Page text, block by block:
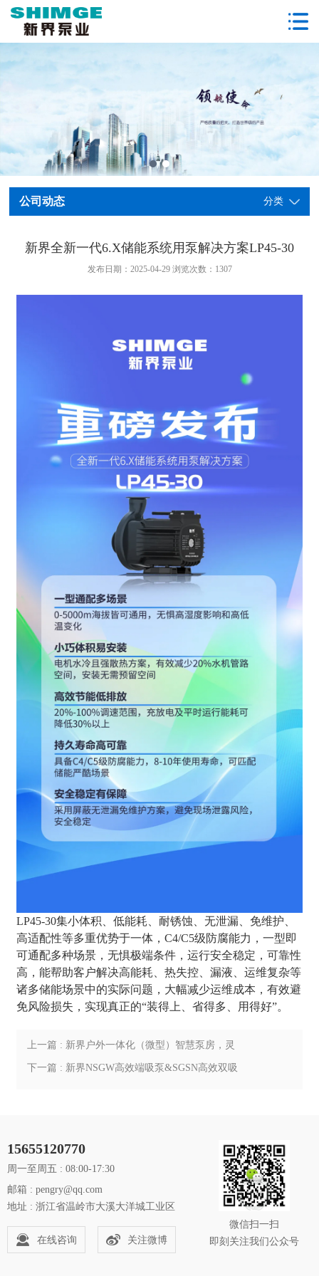
公司动态 分类
新界全新一代6.X储能系统用泵解决方案LP45-30
发布日期：2025-04-29 浏览次数： 1307
LP45-30集小体积、低能耗、耐锈蚀、无泄漏、免维护、
高适配性等多重优势于一体，C4/C5级防腐能力，一型即
可通配多种场景，无惧极端条件，运行安全稳定，可靠性
高，能帮助客户解决高能耗、热失控、漏液、运维复杂等
诸多储能场景中的实际问题，大幅减少运维成本，有效避
免风险损失，实现真正的“装得上、省得多、用得好”。
上一篇 : 新界户外一体化（微型）智慧泵房，灵
活安装，让供水效率卓越提升！
下一篇 : 新界NSGW高效端吸泵&SGSN高效双吸
15655120770
周一至周五 : 08:00-17:30
邮箱 : pengry@qq.com
地址 : 浙江省温岭市大溪大洋城工业区
在线咨询 关注微博
微信扫一扫
即刻关注我们公众号